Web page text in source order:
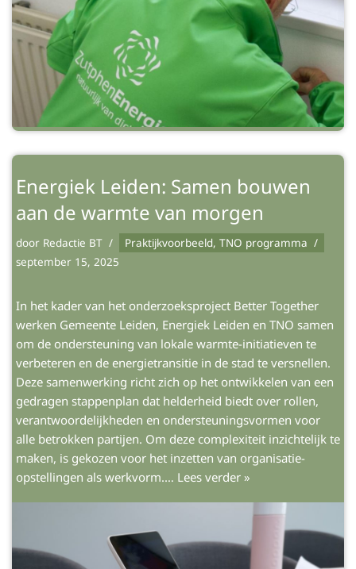
Energiek Leiden: Samen bouwen
aan de warmte van morgen
door Redactie BT Praktijkvoorbeeld, TNO programma
september 15, 2025
In het kader van het onderzoeksproject Better Together
werken Gemeente Leiden, Energiek Leiden en TNO samen
om de ondersteuning van lokale warmte-initiatieven te
verbeteren en de energietransitie in de stad te versnellen.
Deze samenwerking richt zich op het ontwikkelen van een
gedragen stappenplan dat helderheid biedt over rollen,
verantwoordelijkheden en ondersteuningsvormen voor
alle betrokken partijen. Om deze complexiteit inzichtelijk te
maken, is gekozen voor het inzetten van organisatie-
opstellingen als werkvorm.… Lees verder »